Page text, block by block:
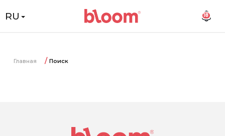
RU 18
Главная Поиск